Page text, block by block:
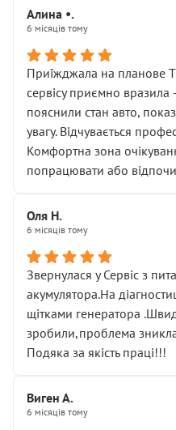
Алина •.
6 місяців тому
Приїжджала на планове
сервісу приємно вразила
пояснили стан авто,
увагу. Відчувається
Комфортна зона
попрацювати або
Оля Н.
6 місяців тому
Звернулася у Сервіс з
акумулятора.На
щітками генератора
зробили,проблема
Подяка за якість праці!!!
Виген А.
6 місяців тому